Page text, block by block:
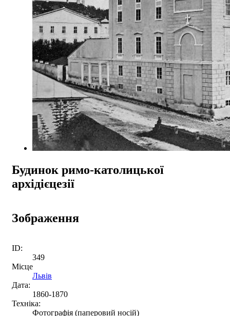
Будинок римо-католицької
архідієцезії
Зображення
ID:
349
Місце
Львів
Дата:
1860-1870
Техніка:
Фотографія (паперовий носій)